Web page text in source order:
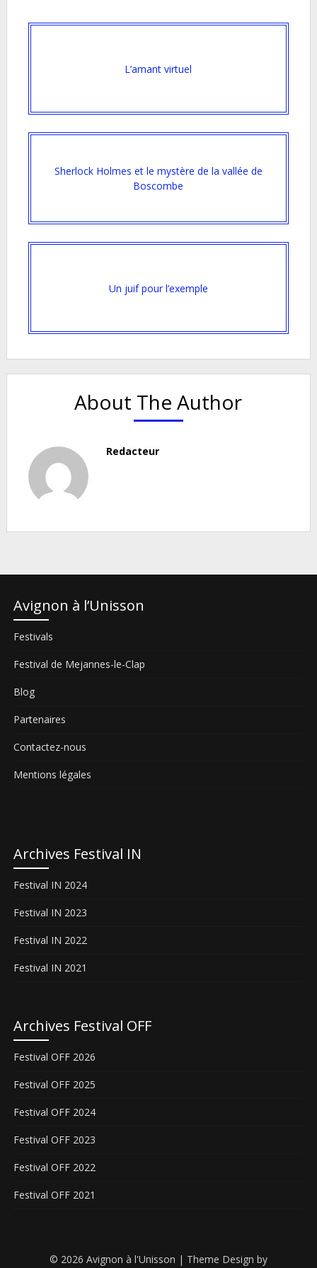
L’amant virtuel
Sherlock Holmes et le mystère de la vallée de
Boscombe
Un juif pour l’exemple
About The Author
Redacteur
Avignon à l’Unisson
Festivals
Festival de Mejannes-le-Clap
Blog
Partenaires
Contactez-nous
Mentions légales
Archives Festival IN
Festival IN 2024
Festival IN 2023
Festival IN 2022
Festival IN 2021
Archives Festival OFF
Festival OFF 2026
Festival OFF 2025
Festival OFF 2024
Festival OFF 2023
Festival OFF 2022
Festival OFF 2021
© 2026 Avignon à l'Unisson | Theme Design by